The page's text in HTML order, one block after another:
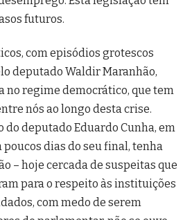
futuros.
com episódios grotescos
deputado Waldir Maranhão,
no regime democrático, que tem
nós ao longo desta crise.
do deputado Eduardo Cunha, em
poucos dias do seu final, tenha
– hoje cercada de suspeitas que
para o respeito às instituições
com medo de serem